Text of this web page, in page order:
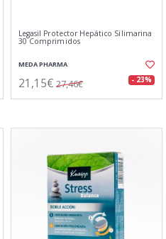
Legasil Protector Hepático Silimarina
30 Comprimidos
MEDA PHARMA
21,15€ 27,46€ - 23%